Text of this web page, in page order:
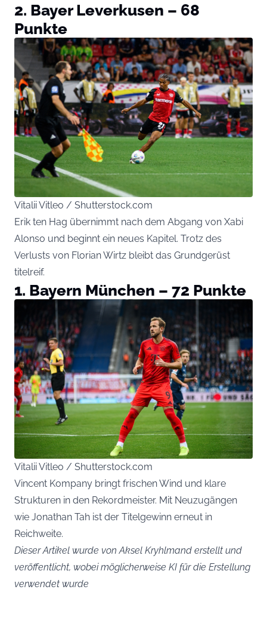
2. Bayer Leverkusen – 68
Punkte
Vitalii Vitleo / Shutterstock.com
Erik ten Hag übernimmt nach dem Abgang von Xabi
Alonso und beginnt ein neues Kapitel. Trotz des
Verlusts von Florian Wirtz bleibt das Grundgerüst
titelreif.
1. Bayern München – 72 Punkte
Vitalii Vitleo / Shutterstock.com
Vincent Kompany bringt frischen Wind und klare
Strukturen in den Rekordmeister. Mit Neuzugängen
wie Jonathan Tah ist der Titelgewinn erneut in
Reichweite.
Dieser Artikel wurde von Aksel Kryhlmand erstellt und
veröffentlicht, wobei möglicherweise KI für die Erstellung
verwendet wurde